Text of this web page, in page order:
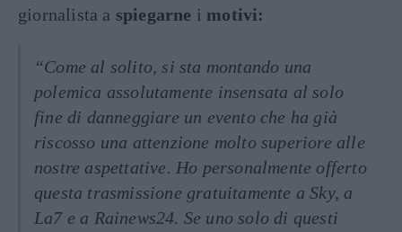
giornalista a spiegarne i motivi:
“Come al solito, si sta montando una
polemica assolutamente insensata al solo
fine di danneggiare un evento che ha già
riscosso una attenzione molto superiore alle
nostre aspettative. Ho personalmente offerto
questa trasmissione gratuitamente a Sky, a
La7 e a Rainews24. Se uno solo di questi